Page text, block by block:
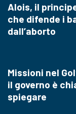
Alois, il
che difende i
dall’aborto
Missioni nel
il governo è
spiegare